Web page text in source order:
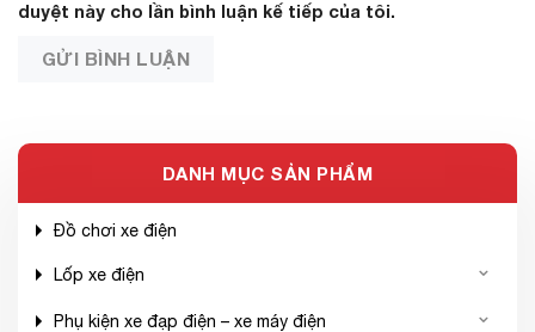
duyệt này cho lần bình luận kế tiếp của tôi.
DANH MỤC SẢN PHẨM
Đồ chơi xe điện
Lốp xe điện
Phụ kiện xe đạp điện – xe máy điện